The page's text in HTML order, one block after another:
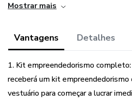
finanças empresariais,
Os leitores aprenderão sobre as
incluindo resiliência, visão
liderança. O e-book também
recursos práticos para ajudar as
Mostrar mais
Vantagens Detalhes
1. Kit empreendedorismo
receberá um kit empreendedorismo
vestuário para começar a lucrar